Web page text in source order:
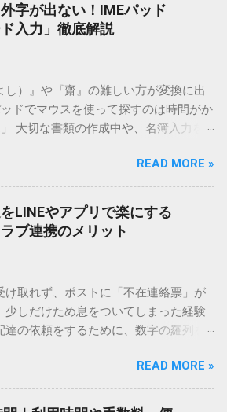
字が出ない！IMEパッド
入力」徹底解説
し）』や『齋』の難しい方が変換に出
ドでマウスを使って探すのは時間がか
大切な書類の作成中や、名簿入力を
くの人が「IMEパッド（手書き入力）」
ウスで一画ずつ書くのは非効率です
結局見つからないことも少なくあり
、IMEパッドを使わずに、特定のコー
で旧字や外字、特殊記号を呼び出す
クニックを詳しく解説します。 この
なぜ「変換」しても旧字・外字が出て
、なぜ普通の変換で出てこない漢字が
理由は、パソコンが文字を認識する
規格）によって「第1水準」「第2水
されています。しかし、人名や地名に
READ MORE »
LINEやアプリで楽にする
ブ連携のメリット
け取れず、ポストに「不在連絡票」が
少しだけため息をついてしまった経験
の依頼をするために、数字の羅列を
じたりすることもあるかもしれませ
に、自分のタイミングで受け取りた
かけずに、スマホ一つで完結させた
READ MORE »